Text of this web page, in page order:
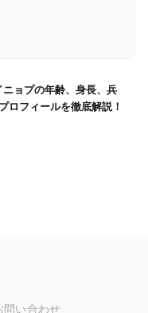
ロフィールを徹底解説！
問い合わせ